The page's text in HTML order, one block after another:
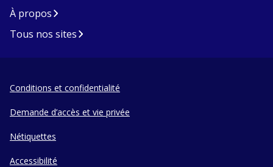
À propos
Tous nos sites
Conditions et confidentialité
Demande d’accès et vie privée
Nétiquettes
Accessibilité